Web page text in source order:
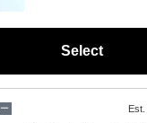
Select